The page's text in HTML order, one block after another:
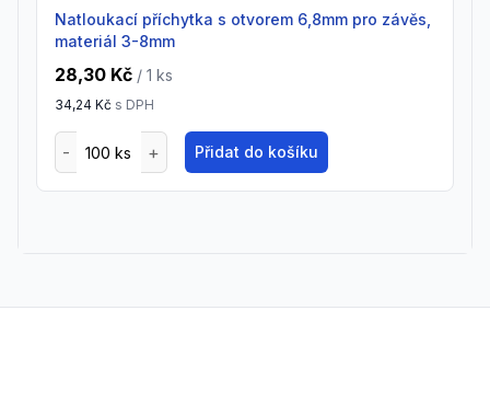
natloukací příchytka s otvorem 6,8mm pro závěs,
materiál 3-8mm
28,30 Kč / 1 ks
34,24 Kč s DPH
Přidat do košíku